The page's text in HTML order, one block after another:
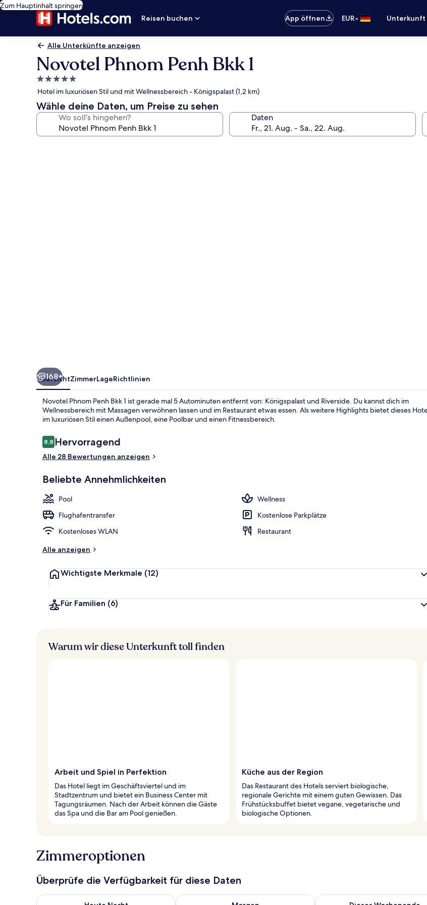
Zum Hauptinhalt springen
Reisen buchen
App öffnen EUR•
Alle Unterkünfte anzeigen
Novotel Phnom Penh Bkk 1
5.0-
Sterne-
Unterkunft
Hotel im luxuriösen Stil und mit Wellnessbereich - Königspalast (1,2 km)
Wähle deine Daten, um Preise zu sehen
Wo soll’s hingehen? Daten
168+
ÜbersichtZimmerLageRichtlinien
Novotel Phnom Penh Bkk 1 ist gerade mal 5 Autominuten entfernt von: Königspalast und Riverside. Du kannst dich im
Wellnessbereich mit Massagen verwöhnen lassen und im Restaurant etwas essen. Als weitere Highlights bietet dieses
im luxuriösen Stil einen Außenpool, eine Poolbar und einen Fitnessbereich.
Bewertungen
8,88,8 von 10.
Hervorragend
Alle 28 Bewertungen anzeigen
Beliebte Annehmlichkeiten
Pool
Wellness
Flughafentransfer
Kostenlose Parkplätze
Kostenloses WLAN
Restaurant
Alle anzeigen
Wichtigste Merkmale (12)
Für Familien (6)
Warum wir diese Unterkunft toll finden
Arbeit und Spiel in Perfektion
Das Hotel liegt im Geschäftsviertel und im
Stadtzentrum und bietet ein Business Center mit
Tagungsräumen. Nach der Arbeit können die Gäste
das Spa und die Bar am Pool genießen.
Küche aus der Region
Das Restaurant des Hotels serviert biologische,
regionale Gerichte mit einem guten Gewissen. Das
Frühstücksbuffet bietet vegane, vegetarische und
biologische Optionen.
Zimmeroptionen
Überprüfe die Verfügbarkeit für diese Daten
Überprüfe die Verfügbarkeit für heute Nacht, Aug. 7 - Aug. 8.Überprüfe die Verfügbarkeit für morgen, Aug. 8 - Aug. 9.
Überprüfe die Verfügbarkeit